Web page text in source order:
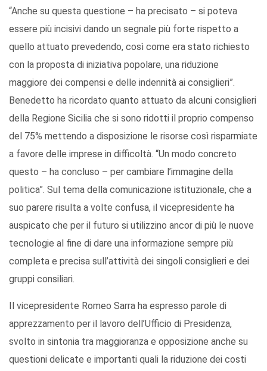
“Anche su questa questione – ha precisato – si poteva
essere più incisivi dando un segnale più forte rispetto a
quello attuato prevedendo, così come era stato richiesto
con la proposta di iniziativa popolare, una riduzione
maggiore dei compensi e delle indennità ai consiglieri”.
Benedetto ha ricordato quanto attuato da alcuni consiglieri
della Regione Sicilia che si sono ridotti il proprio compenso
del 75% mettendo a disposizione le risorse così risparmiate
a favore delle imprese in difficoltà. “Un modo concreto
questo – ha concluso – per cambiare l’immagine della
politica”. Sul tema della comunicazione istituzionale, che a
suo parere risulta a volte confusa, il vicepresidente ha
auspicato che per il futuro si utilizzino ancor di più le nuove
tecnologie al fine di dare una informazione sempre più
completa e precisa sull’attività dei singoli consiglieri e dei
gruppi consiliari.
Il vicepresidente Romeo Sarra ha espresso parole di
apprezzamento per il lavoro dell’Ufficio di Presidenza,
svolto in sintonia tra maggioranza e opposizione anche su
questioni delicate e importanti quali la riduzione dei costi